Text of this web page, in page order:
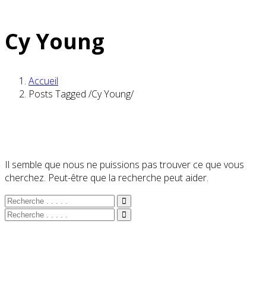
Cy Young
Accueil
Posts Tagged /Cy Young/
Il semble que nous ne puissions pas trouver ce que vous
cherchez. Peut-être que la recherche peut aider.